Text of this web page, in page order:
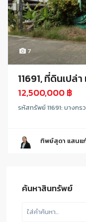
7
11691, ที่ดินเปล่
12,500,000 ฿
รหัสทรัพย์ 11691: บางก
ทิพย์สุดา แสนแ
ค้นหาสินทรัพย์